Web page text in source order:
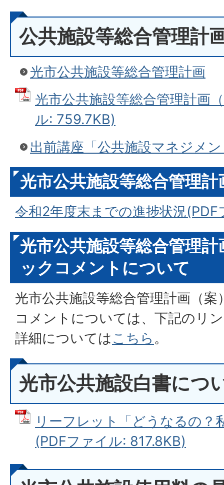
公共施設等総合管理計
光市公共施設等総合管理計画
光市公共施設等総合管理計画
ル: 759.7KB)
出前講座「公共施設マネジメ
光市公共施設等総合管理
令和2年度末までの進捗状況
光市公共施設等総合管理
ックコメントについて
光市公共施設等総合管理計画（
コメントについては、下記のリ
詳細についてはこちら 。
光市公共施設白書につ
リーフレット「どうなるの？
(PDFファイル: 817.8KB)